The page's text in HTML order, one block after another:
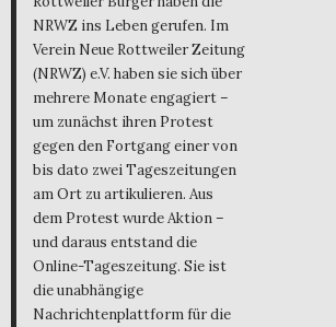
NRWZ ins Leben gerufen. Im
Verein Neue Rottweiler Zeitung
(NRWZ) e.V. haben sie sich über
mehrere Monate engagiert –
um zunächst ihren Protest
gegen den Fortgang einer von
bis dato zwei Tageszeitungen
am Ort zu artikulieren. Aus
dem Protest wurde Aktion –
und daraus entstand die
Online-Tageszeitung. Sie ist
die unabhängige
Nachrichtenplattform für die